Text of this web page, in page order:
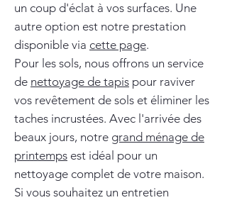
un coup d'éclat à vos surfaces. Une
autre option est notre prestation
disponible via cette page.
Pour les sols, nous offrons un service
de nettoyage de tapis pour raviver
vos revêtement de sols et éliminer les
taches incrustées. Avec l'arrivée des
beaux jours, notre grand ménage de
printemps est idéal pour un
nettoyage complet de votre maison.
Si vous souhaitez un entretien